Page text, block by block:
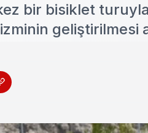
bir bisiklet
geliştirilmesi